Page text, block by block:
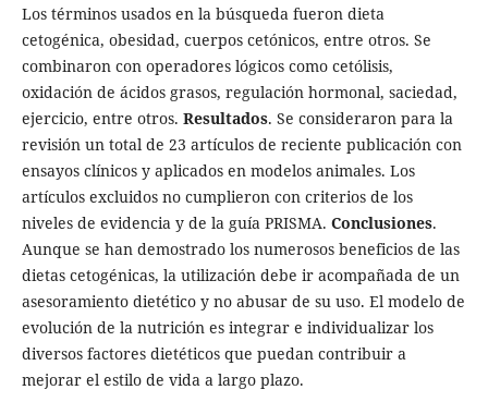
Los términos usados en la búsqueda fueron dieta
cetogénica, obesidad, cuerpos cetónicos, entre otros. Se
combinaron con operadores lógicos como cetólisis,
oxidación de ácidos grasos, regulación hormonal, saciedad,
ejercicio, entre otros. Resultados. Se consideraron para la
revisión un total de 23 artículos de reciente publicación con
ensayos clínicos y aplicados en modelos animales. Los
artículos excluidos no cumplieron con criterios de los
niveles de evidencia y de la guía PRISMA. Conclusiones.
Aunque se han demostrado los numerosos beneficios de las
dietas cetogénicas, la utilización debe ir acompañada de un
asesoramiento dietético y no abusar de su uso. El modelo de
evolución de la nutrición es integrar e individualizar los
diversos factores dietéticos que puedan contribuir a
mejorar el estilo de vida a largo plazo.